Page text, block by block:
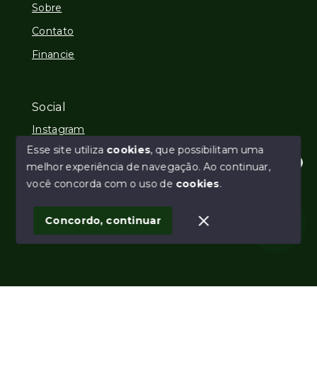
Olá! Estamos disponíveis para te ajudar.
Sobre
Contato
Financie
Social
Instagram
© Copyright 2026 - Imobiliária REALL - Todos os
SITE PARA IMOBILIARIA
Esse site utiliza cookies, que possibilitam uma
melhor experiência de navegação.Ao continuar,
você concorda com o uso de cookies.
Concordo, continuar